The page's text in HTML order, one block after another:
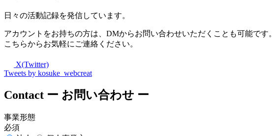
日々の活動記録を発信しています。
アカウントをお持ちの方は、DMからお問い合わせいただくことも可能です。
こちらからお気軽にご連絡ください。
X(Twitter)
Tweets by kosuke_webcreat
Contact ー お問い合わせ ー
事業形態
必須